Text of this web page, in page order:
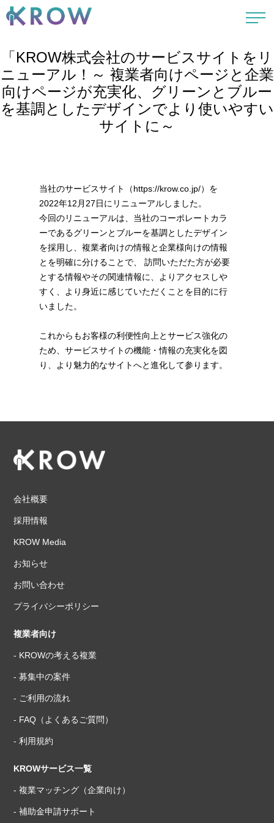
「KROW株式会社のサービスサイトをリ
ニューアル！～ 複業者向けページと企業
向けページが充実化、グリーンとブルー
を基調としたデザインでより使いやすい
サイトに～
当社のサービスサイト（https://krow.co.jp/）を
2022年12月27日にリニューアルしました。
今回のリニューアルは、当社のコーポレートカラ
ーであるグリーンとブルーを基調としたデザイン
を採用し、複業者向けの情報と企業様向けの情報
とを明確に分けることで、 訪問いただた方が必要
とする情報やその関連情報に、よりアクセスしや
すく、より身近に感じていただくことを目的に行
いました。
これからもお客様の利便性向上とサービス強化の
ため、サービスサイトの機能・情報の充実化を図
り、より魅力的なサイトへと進化して参ります。
会社概要
採用情報
KROW Media
お知らせ
お問い合わせ
プライバシーポリシー
複業者向け
- KROWの考える複業
- 募集中の案件
- ご利用の流れ
- FAQ（よくあるご質問）
- 利用規約
KROWサービス一覧
- 複業マッチング（企業向け）
- 補助金申請サポート